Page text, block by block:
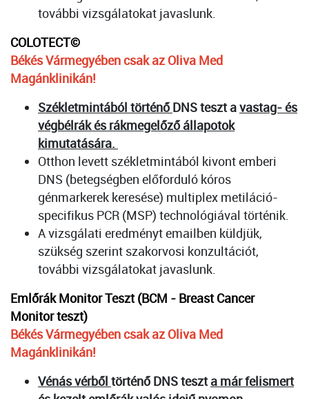
további vizsgálatokat javaslunk.
COLOTECT©
Békés Vármegyében csak az Oliva Med
Magánklinikán!
Székletmintából történőDNS teszt avastag- és
végbélrák és rákmegelőző állapotok
kimutatására.
Otthon levett székletmintából kivont emberi
DNS (betegségben előforduló kóros
génmarkerek keresése) multiplex metiláció-
specifikus PCR (MSP) technológiával történik.
A vizsgálati eredményt emailben küldjük,
szükség szerint szakorvosi konzultációt,
további vizsgálatokat javaslunk.
Emlőrák Monitor Teszt (BCM - Breast Cancer
Monitor teszt)
Békés Vármegyében csak az Oliva Med
Magánklinikán!
Vénás vérből történő DNS teszta már felismert